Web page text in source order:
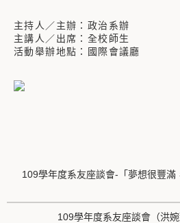
主持人／主辦：政治系辦
主講人／出席：全校師生
活動舉辦地點：國際會議廳
109學年度系友座談會-「夢想很豐
109學年度系友座談會（洪